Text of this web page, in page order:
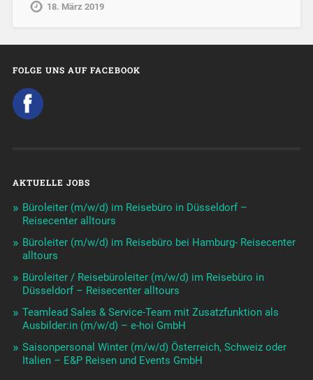
18. März 2019
FOLGE UNS AUF FACEBOOK
AKTUELLE JOBS
Büroleiter (m/w/d) im Reisebüro in Düsseldorf –
Reisecenter alltours
Büroleiter (m/w/d) im Reisebüro bei Hamburg- Reisecenter
alltours
Büroleiter / Reisebüroleiter (m/w/d) im Reisebüro in
Düsseldorf – Reisecenter alltours
Teamlead Sales & Service-Team mit Zusatzfunktion als
Ausbilder:in (m/w/d) – e-hoi GmbH
Saisonpersonal Winter (m/w/d) Österreich, Schweiz oder
Italien – E&P Reisen und Events GmbH